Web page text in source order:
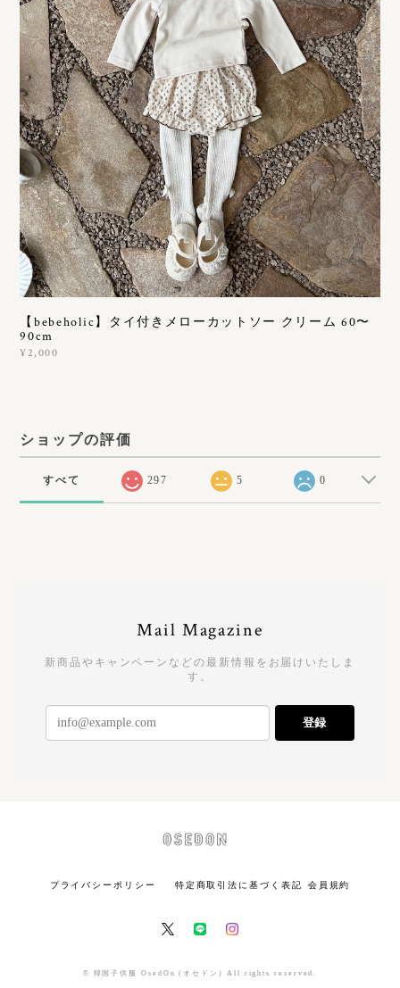
【bebeholic】タイ付きメローカットソー クリーム 60〜
90cm
¥2,000
ショップの評価
すべて 297 5 0
Mail Magazine
新商品やキャンペーンなどの最新情報をお届けいたしま
す。
登録
プライバシーポリシー 特定商取引法に基づく表記 会員規約
© 韓国子供服 OsedOn (オセドン) All rights reserved.